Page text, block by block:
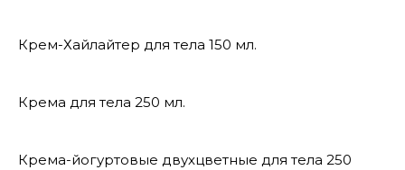
Крем-Хайлайтер для тела 150 мл.
Крема для тела 250 мл.
Крема-йогуртовые двухцветные для тела 250